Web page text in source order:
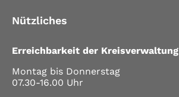
Nützliches
Erreichbarkeit der Kreisverwaltung
Montag bis Donnerstag
07.30-16.00 Uhr